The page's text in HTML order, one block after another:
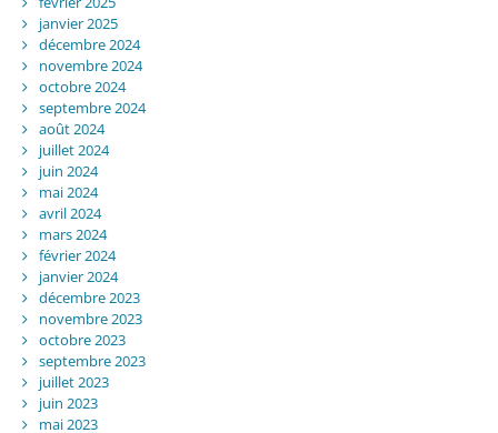
janvier 2025
décembre 2024
novembre 2024
octobre 2024
septembre 2024
août 2024
juillet 2024
juin 2024
mai 2024
avril 2024
mars 2024
février 2024
janvier 2024
décembre 2023
novembre 2023
octobre 2023
septembre 2023
juillet 2023
juin 2023
mai 2023